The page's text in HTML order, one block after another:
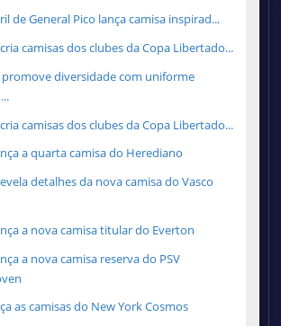
de General Pico lança camisa inspirad...
camisas dos clubes da Copa Libertado...
promove diversidade com uniforme
camisas dos clubes da Copa Libertado...
a quarta camisa do Herediano
detalhes da nova camisa do Vasco
a nova camisa titular do Everton
a nova camisa reserva do PSV
as camisas do New York Cosmos